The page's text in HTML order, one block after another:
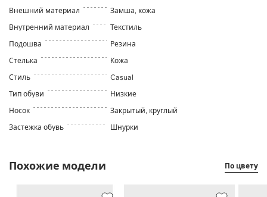
Внешний материал
Замша, кожа
Внутренний материал
Текстиль
Подошва
Резина
Стелька
Кожа
Стиль
Casual
Тип обуви
Низкие
Носок
Закрытый, круглый
Застежка обувь
Шнурки
Похожие модели По цвету